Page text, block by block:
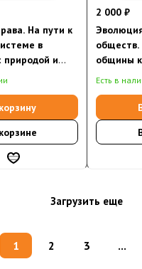
На пути к
в
природой и
2 000 ₽
общины
Есть в
Загрузить еще
1 2 3 ...